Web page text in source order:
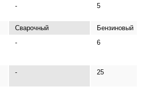
- 5
Сварочный
Бензиновый
- 6
- 25